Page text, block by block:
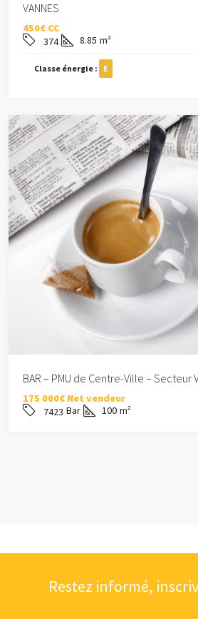
VANNES
450€ CC
374
8.85 m²
Classe énergie : E
BAR – PMU de Centre-Ville – Secteur
175 000€ Net vendeur
7423 Bar 100 m²
Restez informé,